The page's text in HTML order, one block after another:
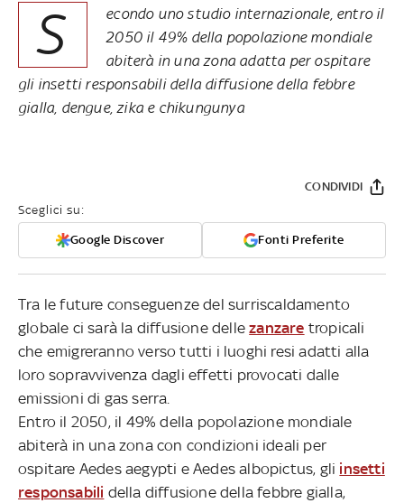
S
econdo uno studio internazionale, entro il
2050 il 49% della popolazione mondiale
abiterà in una zona adatta per ospitare
gli insetti responsabili della diffusione della febbre
gialla, dengue, zika e chikungunya
Sceglici su:
Google Discover Fonti Preferite
CONDIVIDI
Tra le future conseguenze del surriscaldamento
globale ci sarà la diffusione dellezanzare tropicali
che emigreranno verso tutti i luoghi resi adatti alla
loro sopravvivenza dagli effetti provocati dalle
emissioni di gas serra.
Entro il 2050, il 49% della popolazione mondiale
abiterà in una zona con condizioni ideali per
ospitare Aedes aegypti e Aedes albopictus, gli insetti
responsabili della diffusione della febbre gialla,